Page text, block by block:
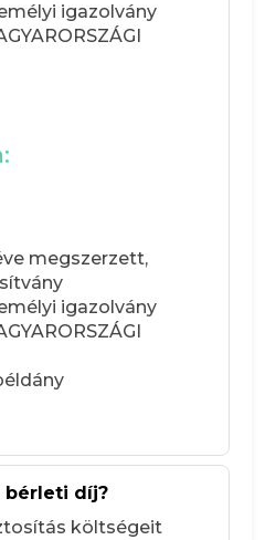
igazolvány
megszerzett,
igazolvány
bérleti díj?
költségeit